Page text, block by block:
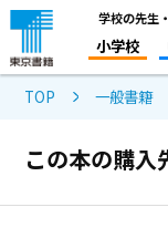
学校の先生
小学校
TOP 一般書籍
この本の購入